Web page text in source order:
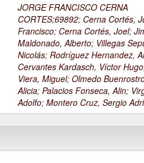
JORGE FRANCISCO CERNA
CORTES;69892; Cerna Cortés,
Francisco; Cerna Cortés, Joel;
Maldonado, Alberto; Villegas
Nicolás;Rodríguez Hernandez,
Cervantes Kardasch, Víctor Hugo
Viera, Miguel;Olmedo
Alicia;Palacios Fonseca, Alin;
Adolfo;Montero Cruz, Sergio